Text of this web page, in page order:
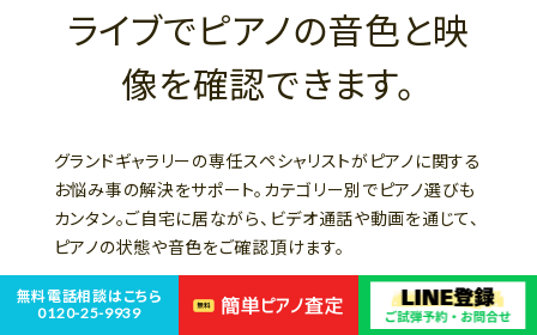
ライブでピアノの音色と映
像を確認できます。
グランドギャラリーの専任スペシャリストがピアノに関する
お悩み事の解決をサポート。カテゴリー別でピアノ選びも
カンタン。ご自宅に居ながら、ビデオ通話や動画を通じて、
ピアノの状態や音色をご確認頂けます。
その他、技術、物流、税務など各部門のスぺシャリストが
無料電話相談はこちら
0120-25-9939